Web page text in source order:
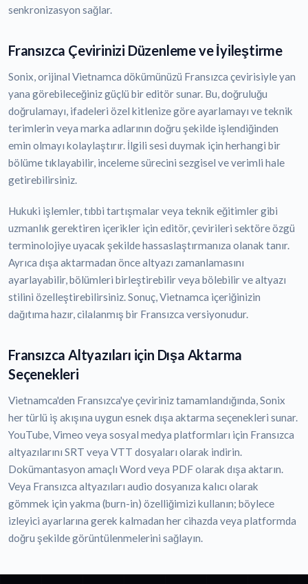
senkronizasyon sağlar.
Fransızca Çevirinizi Düzenleme ve İyileştirme
Sonix, orijinal Vietnamca dökümünüzü Fransızca çevirisiyle yan
yana görebileceğiniz güçlü bir editör sunar. Bu, doğruluğu
doğrulamayı, ifadeleri özel kitlenize göre ayarlamayı ve teknik
terimlerin veya marka adlarının doğru şekilde işlendiğinden
emin olmayı kolaylaştırır. İlgili sesi duymak için herhangi bir
bölüme tıklayabilir, inceleme sürecini sezgisel ve verimli hale
getirebilirsiniz.
Hukuki işlemler, tıbbi tartışmalar veya teknik eğitimler gibi
uzmanlık gerektiren içerikler için editör, çevirileri sektöre özgü
terminolojiye uyacak şekilde hassaslaştırmanıza olanak tanır.
Ayrıca dışa aktarmadan önce altyazı zamanlamasını
ayarlayabilir, bölümleri birleştirebilir veya bölebilir ve altyazı
stilini özelleştirebilirsiniz. Sonuç, Vietnamca içeriğinizin
dağıtıma hazır, cilalanmış bir Fransızca versiyonudur.
Fransızca Altyazıları için Dışa Aktarma
Seçenekleri
Vietnamca'den Fransızca'ye çeviriniz tamamlandığında, Sonix
her türlü iş akışına uygun esnek dışa aktarma seçenekleri sunar.
YouTube, Vimeo veya sosyal medya platformları için Fransızca
altyazılarını SRT veya VTT dosyaları olarak indirin.
Dokümantasyon amaçlı Word veya PDF olarak dışa aktarın.
Veya Fransızca altyazıları audio dosyanıza kalıcı olarak
gömmek için yakma (burn-in) özelliğimizi kullanın; böylece
izleyici ayarlarına gerek kalmadan her cihazda veya platformda
doğru şekilde görüntülenmelerini sağlayın.